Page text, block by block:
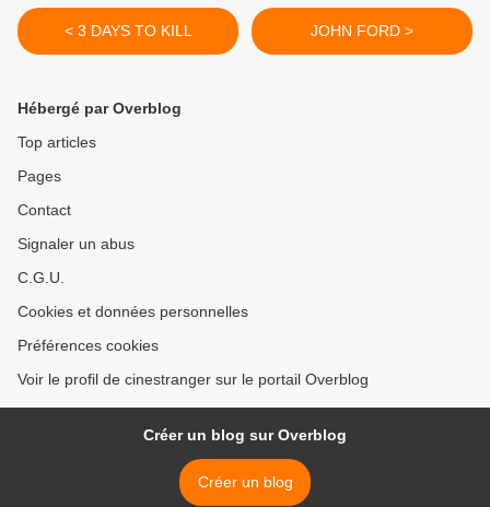
< 3 DAYS TO KILL JOHN FORD >
Hébergé par Overblog
Top articles
Pages
Contact
Signaler un abus
C.G.U.
Cookies et données personnelles
Préférences cookies
Voir le profil de cinestranger sur le portail Overblog
Créer un blog sur Overblog
Créer un blog